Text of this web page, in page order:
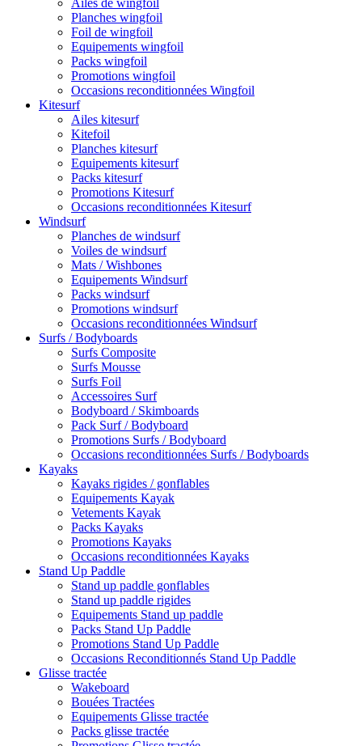
Planches wingfoil
Foil de wingfoil
Equipements wingfoil
Packs wingfoil
Promotions wingfoil
Occasions reconditionnées Wingfoil
Kitesurf
Ailes kitesurf
Kitefoil
Planches kitesurf
Equipements kitesurf
Packs kitesurf
Promotions Kitesurf
Occasions reconditionnées Kitesurf
Windsurf
Planches de windsurf
Voiles de windsurf
Mats / Wishbones
Equipements Windsurf
Packs windsurf
Promotions windsurf
Occasions reconditionnées Windsurf
Surfs / Bodyboards
Surfs Composite
Surfs Mousse
Surfs Foil
Accessoires Surf
Bodyboard / Skimboards
Pack Surf / Bodyboard
Promotions Surfs / Bodyboard
Occasions reconditionnées Surfs / Bodyboards
Kayaks
Kayaks rigides / gonflables
Equipements Kayak
Vetements Kayak
Packs Kayaks
Promotions Kayaks
Occasions reconditionnées Kayaks
Stand Up Paddle
Stand up paddle gonflables
Stand up paddle rigides
Equipements Stand up paddle
Packs Stand Up Paddle
Promotions Stand Up Paddle
Occasions Reconditionnés Stand Up Paddle
Glisse tractée
Wakeboard
Bouées Tractées
Equipements Glisse tractée
Packs glisse tractée